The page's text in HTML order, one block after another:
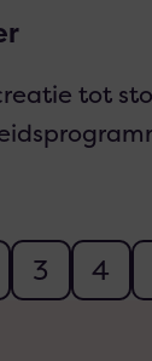
tot
3 4